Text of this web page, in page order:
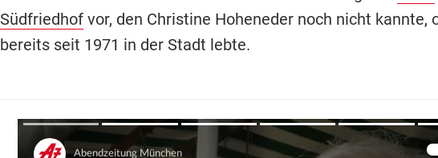
Südfriedhofvor, den Christine Hoheneder noch nicht kannte,
bereits seit 1971 in der Stadt lebte.